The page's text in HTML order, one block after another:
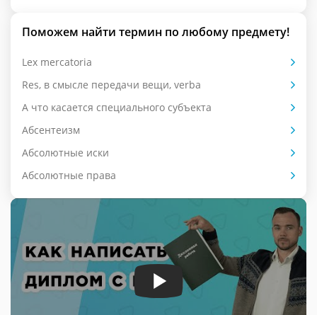
Поможем найти термин по любому предмету!
Lex mercatoria
Res, в смысле передачи вещи, verba
А что касается специального субъекта
Абсентеизм
Абсолютные иски
Абсолютные права